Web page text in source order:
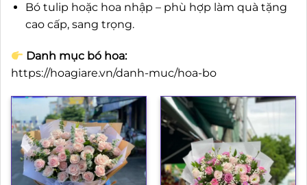
Bó tulip hoặc hoa nhập – phù hợp làm quà tặng
cao cấp, sang trọng.
Danh mục bó hoa:
https://hoagiare.vn/danh-muc/hoa-bo